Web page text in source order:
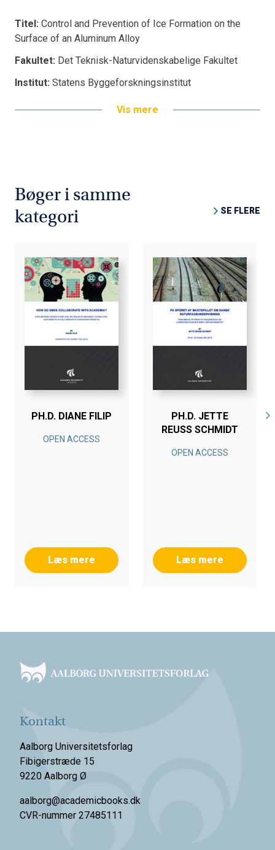
Titel: Control and Prevention of Ice Formation on the
Surface of an Aluminum Alloy
Fakultet: Det Teknisk-Naturvidenskabelige Fakultet
Institut: Statens Byggeforskningsinstitut
Vis mere
Bøger i samme
kategori
SE FLERE
PH.D. DIANE FILIP
OPEN ACCESS
Læs mere
PH.D. JETTE
REUSS SCHMIDT
OPEN ACCESS
Læs mere
Kontakt
Aalborg Universitetsforlag
Fibigerstræde 15
9220 Aalborg Ø
aalborg@academicbooks.dk
CVR-nummer 27485111